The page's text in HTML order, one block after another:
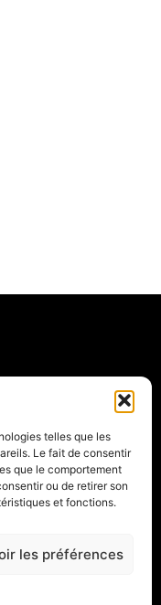
telles que les
Le fait de consentir
que le comportement
ou de retirer son
et fonctions.
les préférences